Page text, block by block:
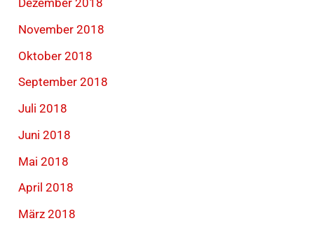
Dezember 2018
November 2018
Oktober 2018
September 2018
Juli 2018
Juni 2018
Mai 2018
April 2018
März 2018